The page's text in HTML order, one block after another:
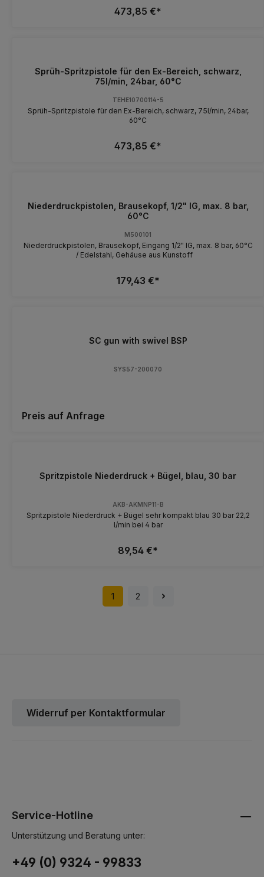
aufstecken. Die Gummiummantelung schützt die Pistole auch vor
Reinigungschemikalien Betriebsdruck: max. 24bar
Durchflussmenge: max. 120 l/min* Anschluss Eingang: 1/2"
mit 5 bar Betriebsdruck, ergibt sich eine Durchflussmenge von
50l/min.
473,85 €*
Sprüh-Spritzpistole für den Ex-Bereich, schwarz,
75l/min, 24bar, 60°C
TEHE10700114-5
Sprüh-Spritzpistole für den Ex-Bereich, schwarz, 75l/min, 24bar,
60°C
473,85 €*
Niederdruckpistolen, Brausekopf, 1/2" IG, max. 8 bar,
60°C
M500101
Niederdruckpistolen, Brausekopf, Eingang 1/2" IG, max. 8 bar, 60°C
/ Edelstahl, Gehäuse aus Kunstoff
179,43 €*
SC gun with swivel BSP
SYS57-200070
Preis auf Anfrage
Spritzpistole Niederdruck + Bügel, blau, 30 bar
AKB-AKMNP11-B
Spritzpistole Niederdruck + Bügel sehr kompakt blau 30 bar 22,2
l/min bei 4 bar
89,54 €*
1 2
Widerruf per Kontaktformular
Service-Hotline
Unterstützung und Beratung unter:
+49 (0) 9324 - 99833